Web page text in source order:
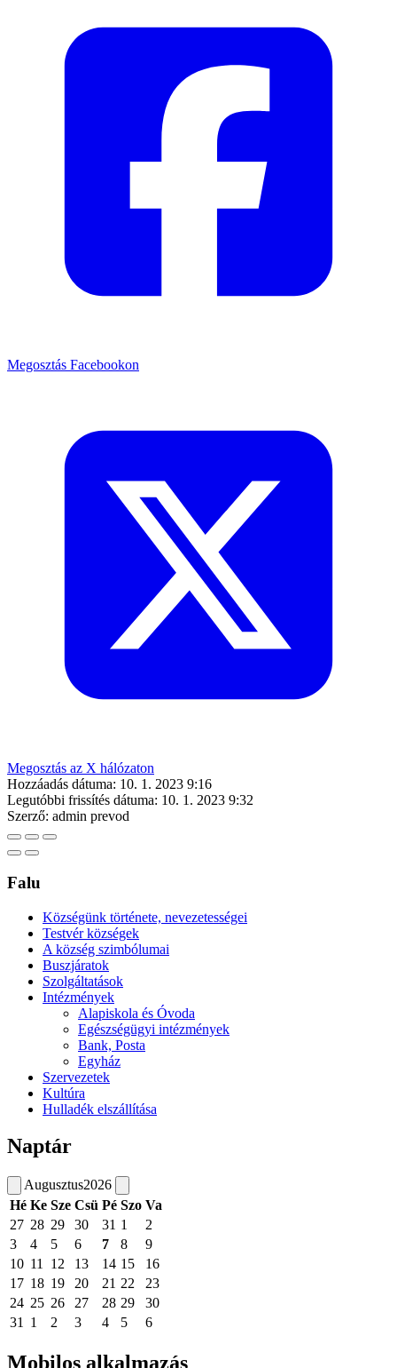
Megosztás Facebookon
Megosztás az X hálózaton
Hozzáadás dátuma: 10. 1. 2023 9:16
Legutóbbi frissítés dátuma: 10. 1. 2023 9:32
Szerző: admin prevod
Falu
Községünk története, nevezetességei
Testvér községek
A község szimbólumai
Buszjáratok
Szolgáltatások
Intézmények
Alapiskola és Óvoda
Egészségügyi intézmények
Bank, Posta
Egyház
Szervezetek
Kultúra
Hulladék elszállítása
Naptár
Augusztus2026
Hé Ke Sze Csü Pé Szo Va
27 28 29 30 31 1
2
3
4 5 6 7 8
9
10 11 12 13 14 15
16
17 18 19 20 21 22
23
24 25 26 27 28 29
30
31
1 2 3 4 5 6
Mobilos alkalmazás